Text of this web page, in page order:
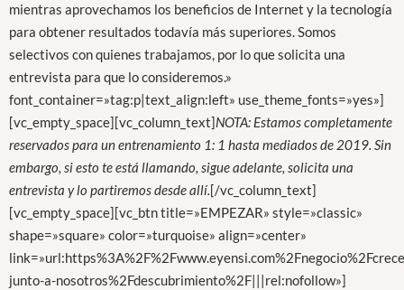
mientras aprovechamos los beneficios de Internet y la tecnología
para obtener resultados todavía más superiores. Somos
selectivos con quienes trabajamos, por lo que solicita una
entrevista para que lo consideremos.»
font_container=»tag:p|text_align:left» use_theme_fonts=»yes»]
[vc_empty_space][vc_column_text]NOTA: Estamos completamente
reservados para un entrenamiento 1: 1 hasta mediados de 2019. Sin
embargo, si esto te está llamando, sigue adelante, solicita una
entrevista y lo partiremos desde allí.[/vc_column_text]
[vc_empty_space][vc_btn title=»EMPEZAR» style=»classic»
shape=»square» color=»turquoise» align=»center»
junto-a-nosotros%2Fdescubrimiento%2F|||rel:nofollow»]